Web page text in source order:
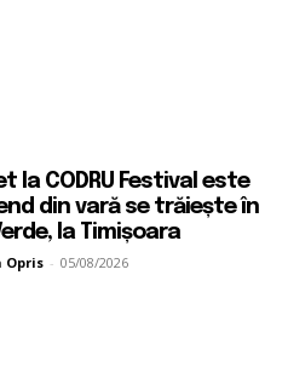
la CODRU Festival este
din vară se trăiește în
la Timișoara
Opris - 05/08/2026